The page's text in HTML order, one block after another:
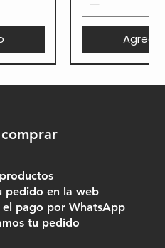
pedido en la web
el pago por WhatsApp
tu pedido